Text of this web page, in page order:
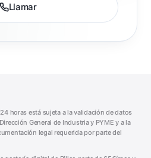
Llamar
horas está sujeta a la validación de datos
General de Industria y PYME y a la
legal requerida por parte del